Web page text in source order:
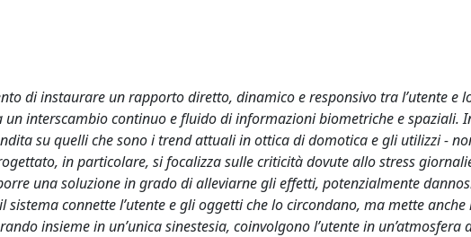
di instaurare un rapporto diretto, dinamico e responsivo tra l’utente e
interscambio continuo e fluido di informazioni biometriche e spaziali.
su quelli che sono i trend attuali in ottica di domotica e gli utilizzi -
in particolare, si focalizza sulle criticità dovute allo stress
una soluzione in grado di alleviarne gli effetti, potenzialmente
connette l’utente e gli oggetti che lo circondano, ma mette
insieme in un’unica sinestesia, coinvolgono l’utente in un’atmosfera